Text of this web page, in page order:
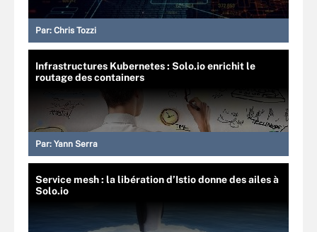
Par: Chris Tozzi
Infrastructures Kubernetes : Solo.io enrichit le
routage des containers
Par: Yann Serra
Service mesh : la libération d’Istio donne des ailes à
Solo.io